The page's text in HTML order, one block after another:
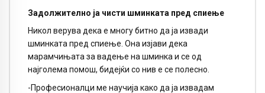
Задолжително ја чисти шминката пред спиење
Никол верува дека е многу битно да ја извади
шминката пред спиење. Она изјави дека
марамчињата за вадење на шминка и се од
најголема помош, бидејќи со нив е се полесно.
-Професионалци ме научија како да ја извадам